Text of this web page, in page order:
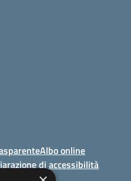
Albo online
di accessibilità